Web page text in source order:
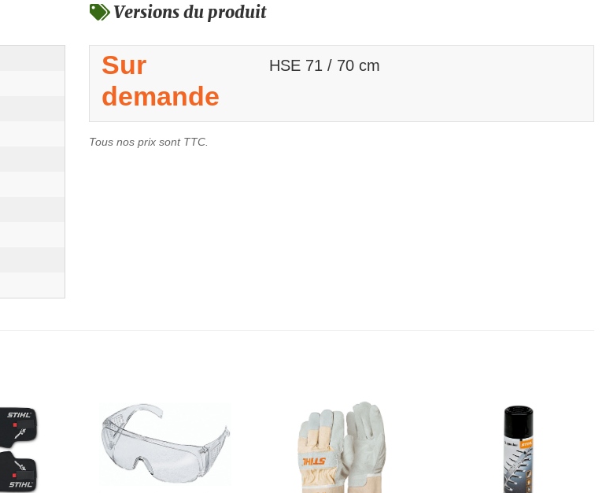
Versions du produit
Sur
demande
HSE 71 / 70 cm
Tous nos prix sont TTC.